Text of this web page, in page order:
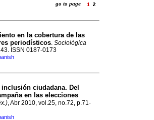
go to page
en la cobertura de las
periodísticos. Sociológica
ISSN 0187-0173
ciudadana. Del
en las elecciones
, Abr 2010, vol.25, no.72, p.71-